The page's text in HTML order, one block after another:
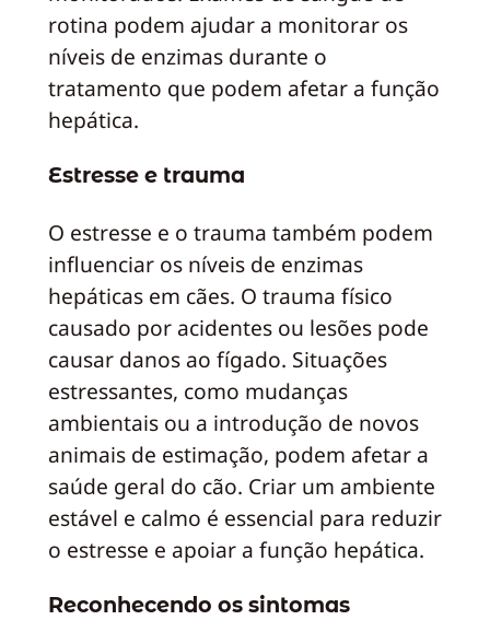
rotina podem ajudar a monitorar os
níveis de enzimas durante o
tratamento que podem afetar a função
hepática.
Estresse e trauma
O estresse e o trauma também podem
influenciar os níveis de enzimas
hepáticas em cães. O trauma físico
causado por acidentes ou lesões pode
causar danos ao fígado. Situações
estressantes, como mudanças
ambientais ou a introdução de novos
animais de estimação, podem afetar a
saúde geral do cão. Criar um ambiente
estável e calmo é essencial para reduzir
o estresse e apoiar a função hepática.
Reconhecendo os sintomas